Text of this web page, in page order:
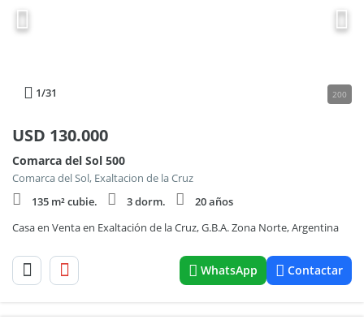
1/31 200
USD 130.000
Comarca del Sol 500
Comarca del Sol, Exaltacion de la Cruz
135 m² cubie.
3 dorm.
20 años
Casa en Venta en Exaltación de la Cruz, G.B.A. Zona Norte, Argentina
WhatsApp Contactar